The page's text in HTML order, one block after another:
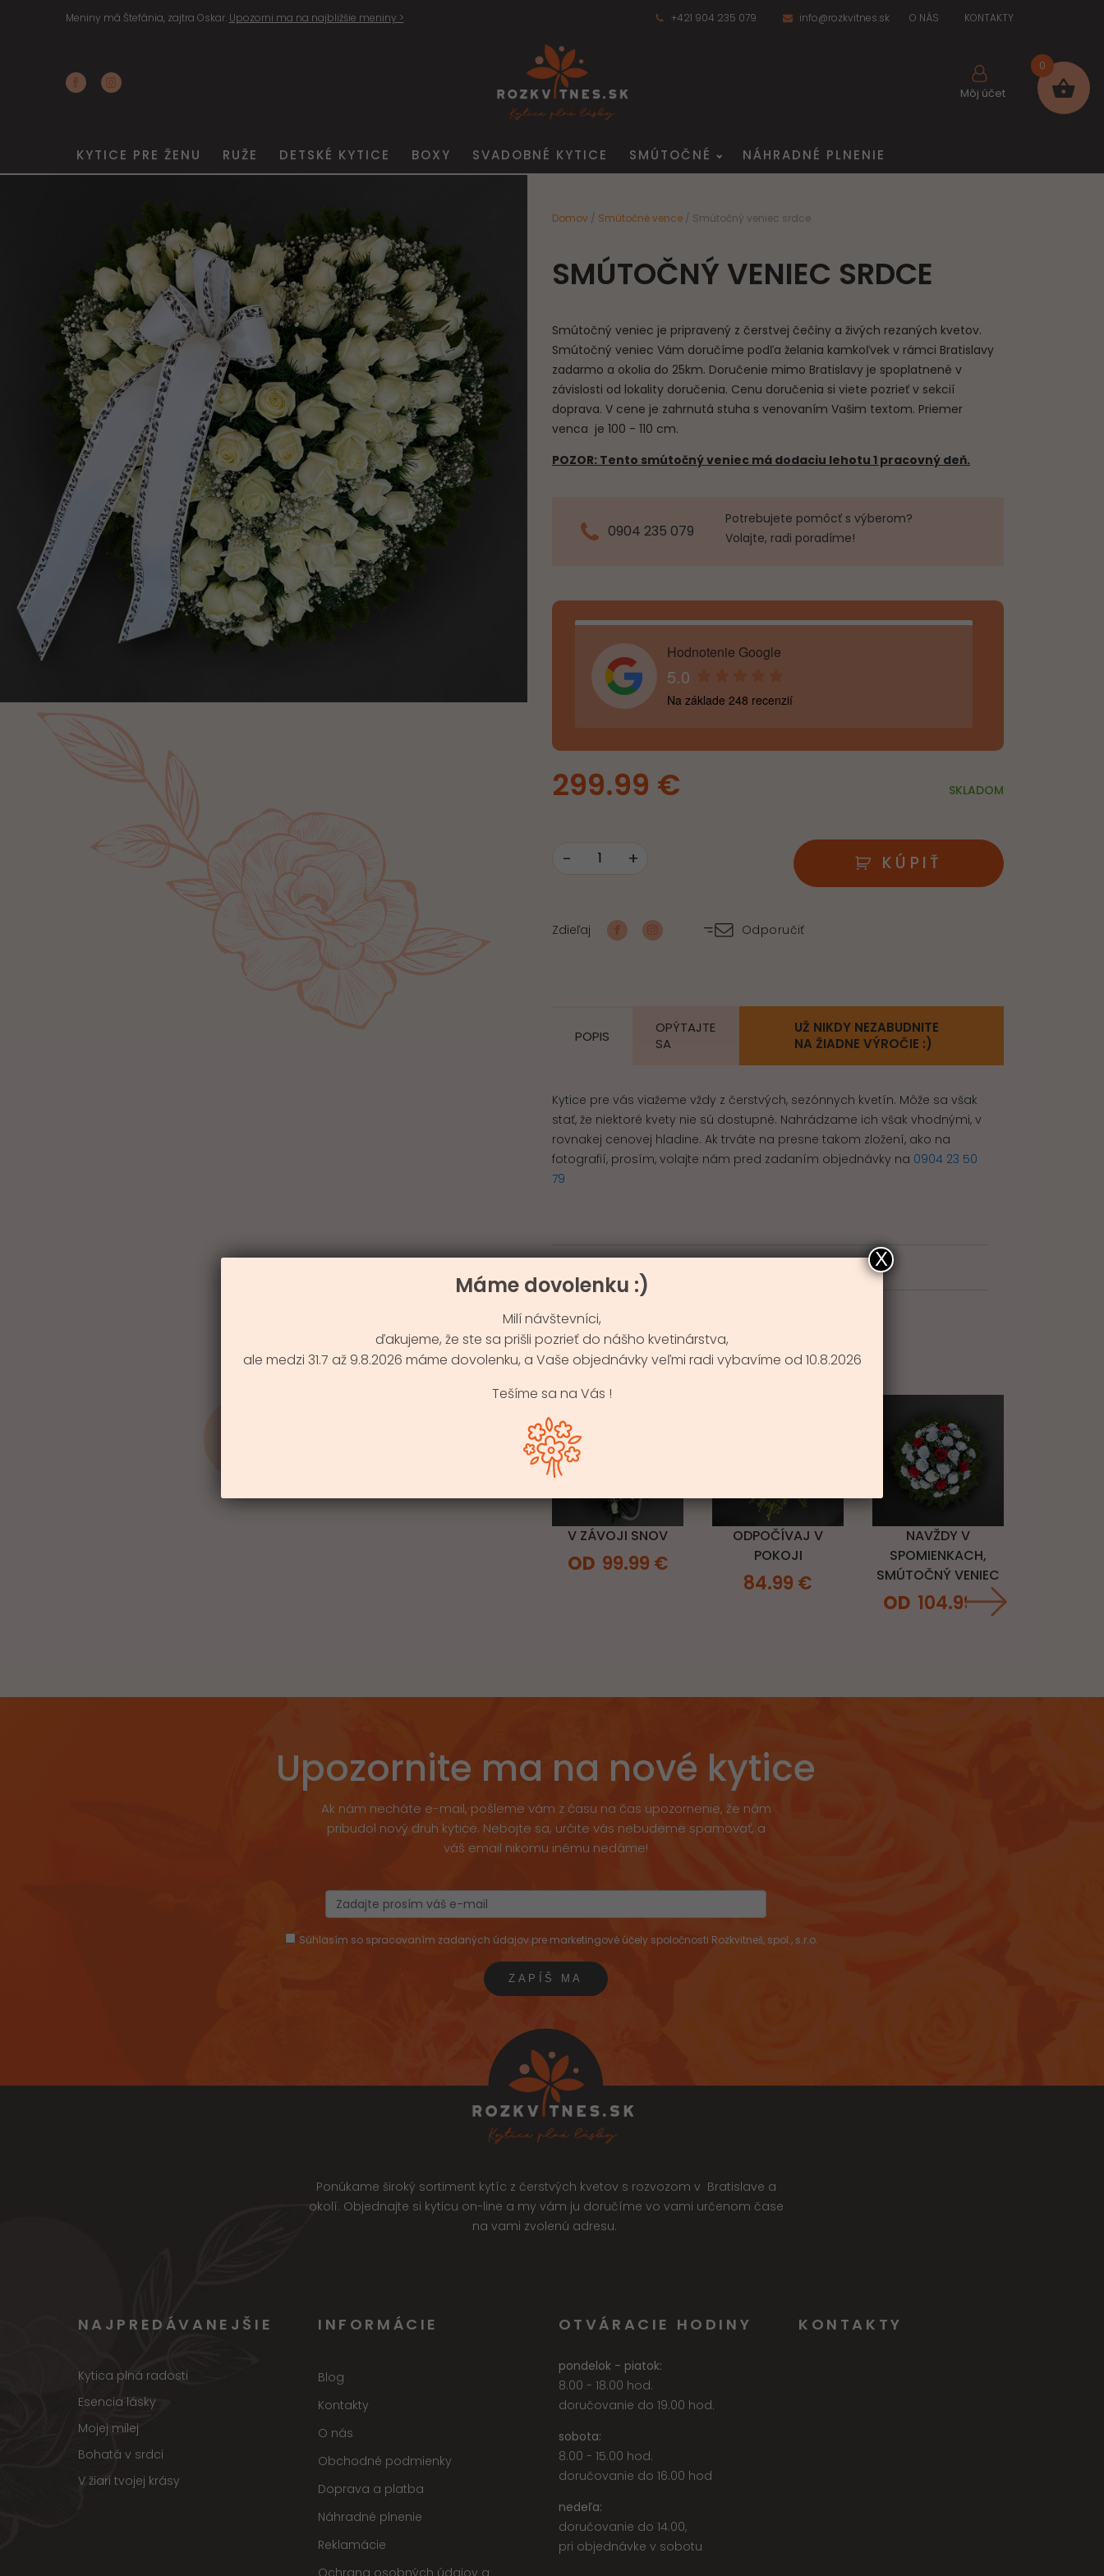
Meniny má Štefánia, zajtra Oskar. Upozorni ma na najbližšie meniny > +421 904 235 079 info@rozkvitnes.sk O NÁS KONTAKTY
Môj účet
KYTICE PRE ŽENU RUŽE DETSKÉ KYTICE BOXY SVADOBNÉ KYTICE SMÚTOČNÉ NÁHRADNÉ PLNENIE
Domov / Smútočné vence / Smútočný veniec srdce
SMÚTOČNÝ VENIEC SRDCE
Smútočný veniec je pripravený z čerstvej čečiny a živých rezaných kvetov.
Smútočný veniec Vám doručíme podľa želania kamkoľvek v rámci Bratislavy
zadarmo a okolia do 25km. Doručenie mimo Bratislavy je spoplatnené v
závislosti od lokality doručenia. Cenu doručenia si viete pozrieť v sekcií
doprava. V cene je zahrnutá stuha s venovaním Vašim textom. Priemer
venca je 100 - 110 cm.
POZOR: Tento smútočný veniec má dodaciu lehotu 1 pracovný deň.
0904 235 079
Potrebujete pomôcť s výberom?
Volajte, radi poradíme!
Hodnotenie Google
5.0
Na základe 248 recenzií
299.99 € SKLADOM
-
srdce
+ KÚPIŤ
Zdieľaj Odporučiť
POPIS
OPÝTAJTE
SA
UŽ NIKDY NEZABUDNITE
NA ŽIADNE VÝROČIE :)
Kytice pre vás viažeme vždy z čerstvých, sezónnych kvetín. Môže sa však
stať, že niektoré kvety nie sú dostupné. Nahrádzame ich však vhodnými, v
rovnakej cenovej hladine. Ak trváte na presne takom zložení, ako na
fotografií, prosím, volajte nám pred zadaním objednávky na 0904 23 50
79
PODOBNÉ KYTICE
V ZÁVOJI SNOV
99.99 €
ODPOČÍVAJ V
POKOJI
84.99 €
NAVŽDY V
SPOMIENKACH,
SMÚTOČNÝ VENIEC
104.99€
Upozornite ma na nové kytice
Ak nám necháte e-mail, pošleme vám z času na čas upozornenie, že nám
pribudol nový druh kytice. Nebojte sa, určite vás nebudeme spamovať, a
váš email nikomu inému nedáme!
Súhlasím so spracovaním zadaných údajov pre marketingové účely spoločnosti Rozkvitneš, spol., s.r.o.
Ponúkame široký sortiment kytíc z čerstvých kvetov s rozvozom v Bratislave a
okolí. Objednajte si kyticu on-line a my vám ju doručíme vo vami určenom čase
na vami zvolenú adresu.
NAJPREDÁVANEJŠIE
Kytica plná radosti
Esencia lásky
Mojej milej
Bohatá v srdci
V žiari tvojej krásy
INFORMÁCIE
Blog
Kontakty
O nás
Obchodné podmienky
Doprava a platba
Náhradné plnenie
Reklamácie
Ochrana osobných údajov a
OTVÁRACIE HODINY
pondelok - piatok:
8.00 - 18.00 hod.
doručovanie do 19.00 hod.
sobota:
8.00 - 15.00 hod.
doručovanie do 16.00 hod
nedeľa:
doručovanie do 14.00,
pri objednávke v sobotu
KONTAKTY
Máme dovolenku :)
Milí návštevníci,
ďakujeme, že ste sa prišli pozrieť do nášho kvetinárstva,
ale medzi 31.7 až 9.8.2026 máme dovolenku, a Vaše objednávky veľmi radi vybavíme od 10.8.2026
Tešíme sa na Vás !
X
0